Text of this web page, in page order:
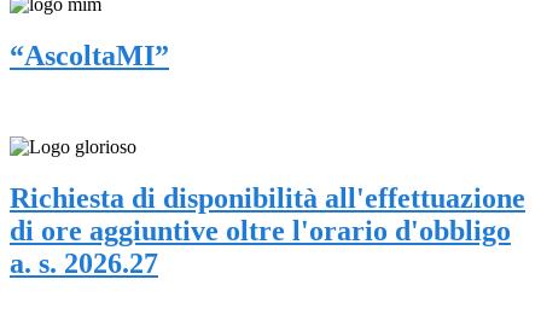
“AscoltaMI”
Richiesta di disponibilità all'effettuazione
di ore aggiuntive oltre l'orario d'obbligo
a. s. 2026.27